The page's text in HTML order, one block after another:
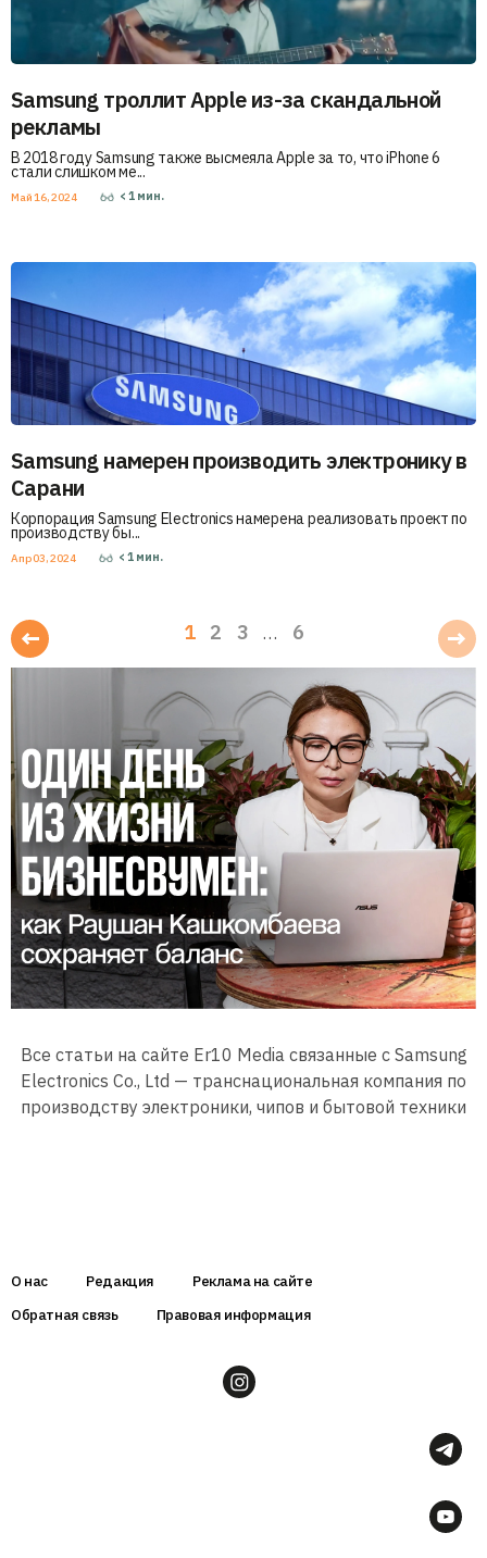
Samsung троллит Apple из-за скандальной
рекламы
В 2018 году Samsung также высмеяла Apple за то, что iPhone 6
стали слишком ме...
Май 16, 2024 < 1 мин.
Samsung намерен производить электронику в
Сарани
Корпорация Samsung Electronics намерена реализовать проект по
производству бы...
Апр 03, 2024 < 1 мин.
1 2 3 … 6
Все статьи на сайте Er10 Media связанные с Samsung
Electronics Co., Ltd — транснациональная компания по
производству электроники, чипов и бытовой техники
О нас Редакция
Реклама на сайте
Обратная связь
Правовая информация